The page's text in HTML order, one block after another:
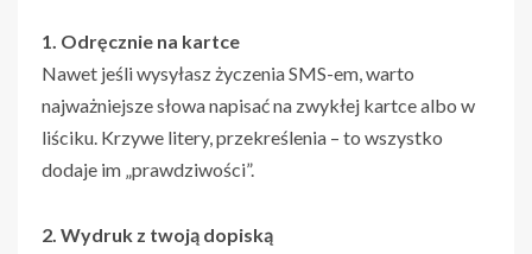
1. Odręcznie na kartce
Nawet jeśli wysyłasz życzenia SMS-em, warto
najważniejsze słowa napisać na zwykłej kartce albo w
liściku. Krzywe litery, przekreślenia – to wszystko
dodaje im „prawdziwości”.
2. Wydruk z twoją dopiską